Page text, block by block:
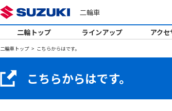
二輪車
二輪トップ ラインアップ アク
二輪車トップ こちらからはです。
こちらからはです。